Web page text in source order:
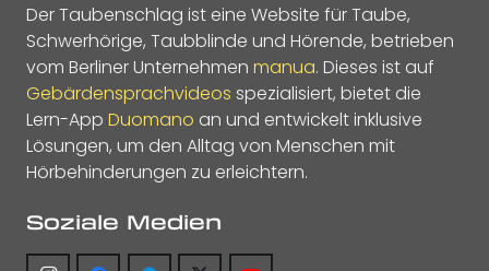
Der Taubenschlag ist eine Website für Taube,
Schwerhörige, Taubblinde und Hörende, betrieben
vom Berliner Unternehmen manua. Dieses ist auf
Gebärdensprachvideos spezialisiert, bietet die
Lern-App Duomano an und entwickelt inklusive
Lösungen, um den Alltag von Menschen mit
Hörbehinderungen zu erleichtern.
Soziale Medien